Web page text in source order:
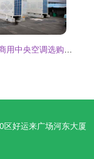
区好运来广场河东大厦